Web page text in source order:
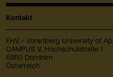
Kontakt
FHV - Vorarlberg University of
CAMPUS V, Hochschulstraße 1
6850 Dornbirn
Österreich